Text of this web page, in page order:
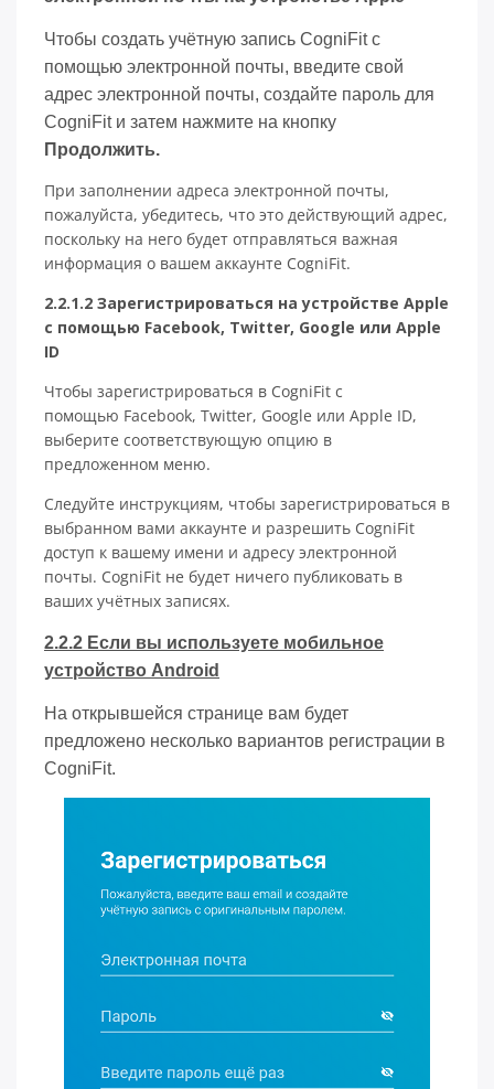
Чтобы создать учётную запись CogniFit с
помощью электронной почты, введите свой
адрес электронной почты, создайте пароль для
CogniFit и затем нажмите на кнопку
Продолжить.
При заполнении адреса электронной почты,
пожалуйста, убедитесь, что это действующий адрес,
поскольку на него будет отправляться важная
информация о вашем аккаунте CogniFit.
2.2.1.2 Зарегистрироваться на устройстве Apple
с помощью Facebook, Twitter, Google или Apple
ID
Чтобы зарегистрироваться в CogniFit с
помощью Facebook, Twitter, Google или Apple ID,
выберите соответствующую опцию в
предложенном меню.
Следуйте инструкциям, чтобы зарегистрироваться в
выбранном вами аккаунте и разрешить CogniFit
доступ к вашему имени и адресу электронной
почты. CogniFit не будет ничего публиковать в
ваших учётных записях.
2.2.2 Если вы используете мобильное
устройство Android
На открывшейся странице вам будет
предложено несколько вариантов регистрации в
CogniFit.